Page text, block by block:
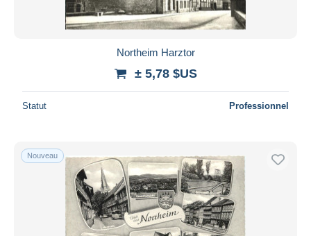
Northeim Harztor
± 5,78 $US
Statut Professionnel
Nouveau